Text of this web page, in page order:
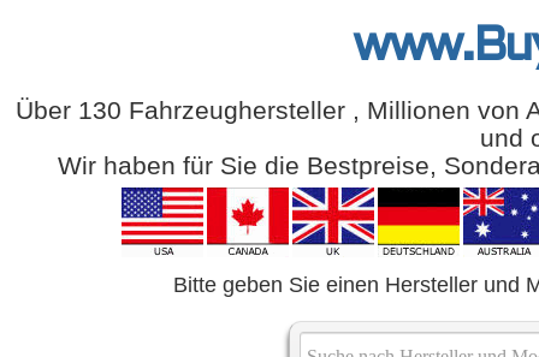
Über 130 Fahrzeughersteller , Millionen von
und
Wir haben für Sie die Bestpreise,
Bitte geben Sie einen Hersteller und